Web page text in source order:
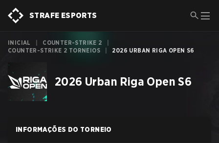
STRAFE ESPORTS
INICIAL COUNTER-STRIKE 2
COUNTER-STRIKE 2 TORNEIOS
2026 URBAN RIGA OPEN S6
2026 Urban Riga Open S6
INFORMAÇÕES DO TORNEIO